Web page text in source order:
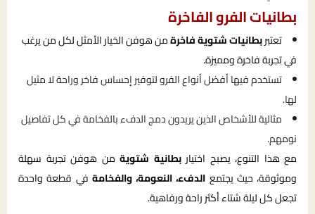
بطانيات الفرو الفاخرة
تعتبربطانيات شتوية فاخرةمن هوفن الخيار الأمثل لكل من يرغب
في تجربة فاخرة ومميزة.
تستخدم فيها أفضل أنواع الفرو لتوفير إحساس فاخر وراحة لا مثيل
لها.
مثالية للأشخاص الذين يريدون دمج الدفء بالفخامة في كل تفاصيل
نومهم.
مع هذا التنوع، يصبح اختياربطانية شتوية من هوفن تجربة سهلة
وموثوقة، حيث يجتمع الدفء، النعومة، والفخامة في قطعة واحدة
تجعل كل ليلة شتاء أكثر راحة ورفاهية.